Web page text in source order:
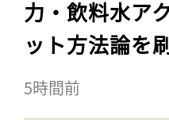
力・飲料水ア
ット方法論を
5時間前